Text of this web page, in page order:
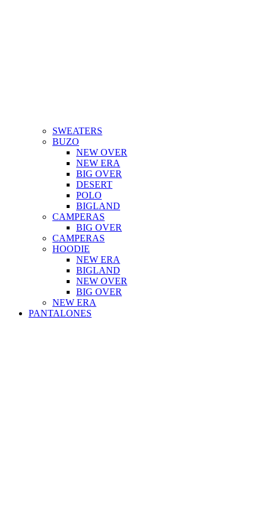
SWEATERS
BUZO
NEW OVER
NEW ERA
BIG OVER
DESERT
POLO
BIGLAND
CAMPERAS
BIG OVER
CAMPERAS
HOODIE
NEW ERA
BIGLAND
NEW OVER
BIG OVER
NEW ERA
PANTALONES